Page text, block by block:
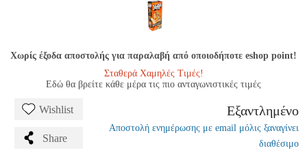
Χωρίς έξοδα αποστολής για παραλαβή από οποιοδήποτε eshop point!
Σταθερά Χαμηλές Τιμές!
Εδώ θα βρείτε κάθε μέρα τις πιο ανταγωνιστικές τιμές
Wishlist
Share
Εξαντλημένο
Αποστολή ενημέρωσης με email μόλις ξαναγίνει
διαθέσιμο